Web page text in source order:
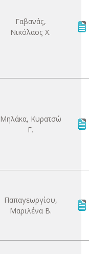
Γαβανάς,
Νικόλαος Χ.
Μηλάκα, Κυρατσώ
Γ.
Παπαγεωργίου,
Μαριλένα Β.